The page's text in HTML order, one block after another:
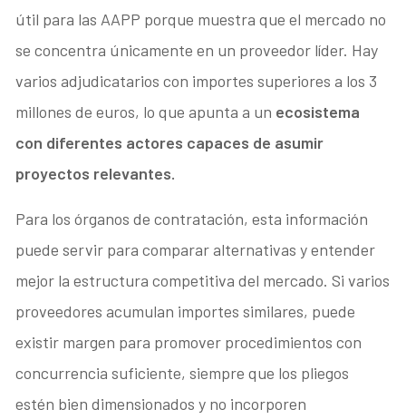
útil para las AAPP porque muestra que el mercado no
se concentra únicamente en un proveedor líder. Hay
varios adjudicatarios con importes superiores a los 3
millones de euros, lo que apunta a un ecosistema
con diferentes actores capaces de asumir
proyectos relevantes.
Para los órganos de contratación, esta información
puede servir para comparar alternativas y entender
mejor la estructura competitiva del mercado. Si varios
proveedores acumulan importes similares, puede
existir margen para promover procedimientos con
concurrencia suficiente, siempre que los pliegos
estén bien dimensionados y no incorporen